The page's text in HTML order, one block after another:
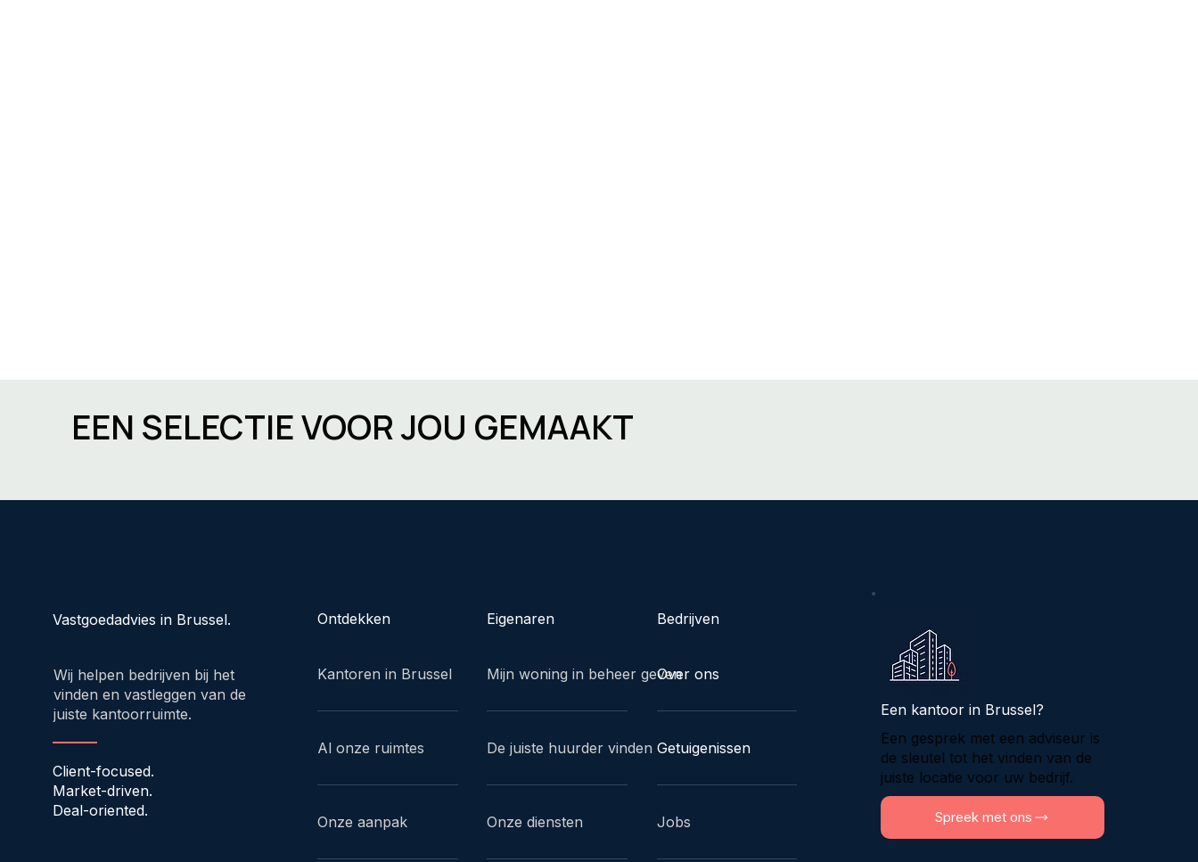
EEN SELECTIE VOOR JOU GEMAAKT
Vastgoedadvies in Brussel.
Wij helpen bedrijven bij het
vinden en vastleggen van de
juiste kantoorruimte.
Client-focused.
Market-driven.
Deal-oriented.
Ontdekken
Kantoren in Brussel
Al onze ruimtes
Onze aanpak
Eigenaren
Mijn woning in beheer geven
De juiste huurder vinden
Onze diensten
Bedrijven
Over ons
Getuigenissen
Jobs
Een kantoor in Brussel?
Een gesprek met een adviseur is
de sleutel tot het vinden van de
juiste locatie voor uw bedrijf.
Spreek met ons